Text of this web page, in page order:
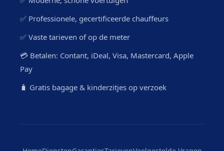
✅ Professionele, gecertificeerde chauffeurs
✅ Vaste tarieven of op de meter
💳 Betalen: Contant, iDeal, Visa, Mastercard, Apple
Pay
🧳 Gratis bagage & kinderzitjes op verzoek